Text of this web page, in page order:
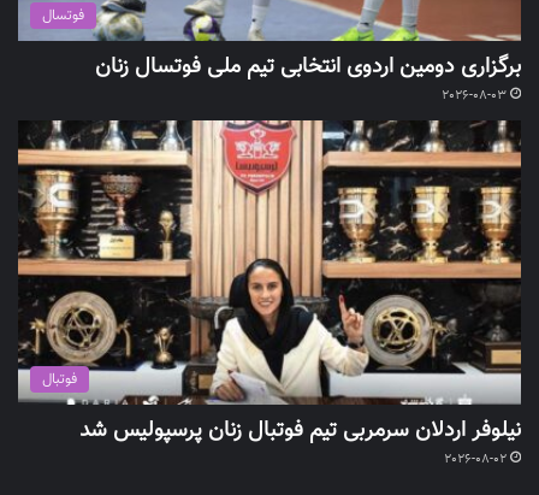
فوتسال
برگزاری دومین اردوی انتخابی تیم ملی فوتسال زنان
2026-08-03
فوتبال
نیلوفر اردلان سرمربی تیم فوتبال زنان پرسپولیس شد
2026-08-02